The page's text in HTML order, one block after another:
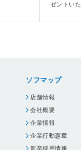
ゼントいた
ソフマップ
店舗情報
会社概要
企業情報
企業行動憲章
新卒採用情報